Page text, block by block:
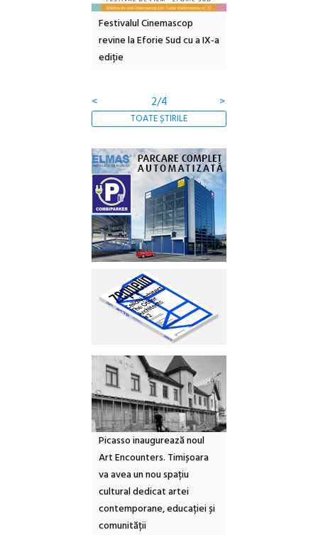
Festivalul Cinemascop
revine la Eforie Sud cu a IX-a
ediție
<
2/4 >
TOATE ȘTIRILE
Picasso inaugurează noul
Art Encounters. Timișoara
va avea un nou spațiu
cultural dedicat artei
contemporane, educației și
comunității